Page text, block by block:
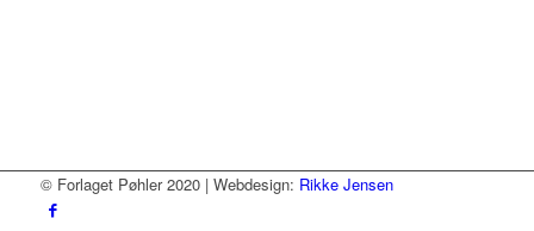
© Forlaget Pøhler 2020 | Webdesign: Rikke Jensen